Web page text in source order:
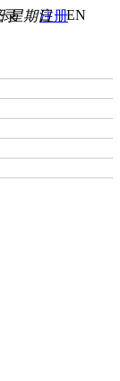
注册EN
星期日